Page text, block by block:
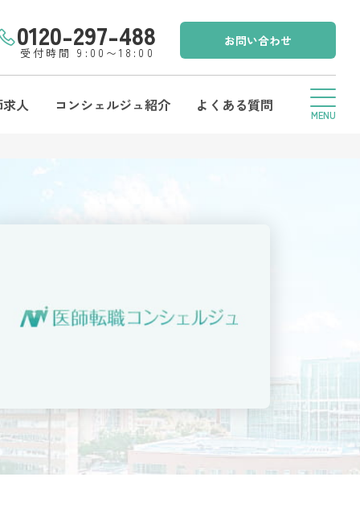
0120-297-488
受付時間 9:00〜18:00
お問い合わせ
人 コンシェルジュ紹介 よくある質問